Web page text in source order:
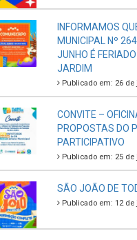
INFORMAMOS
MUNICIPAL Nº
JUNHO É
JARDIM
Publicado em: 26 de
CONVITE –
PROPOSTAS DO
PARTICIPATIVO
Publicado em: 25 de
SÃO JOÃO DE
Publicado em: 12 de